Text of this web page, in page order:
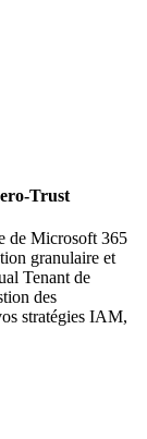
Trust
de Microsoft 365
granulaire et
Tenant de
des
stratégies IAM,